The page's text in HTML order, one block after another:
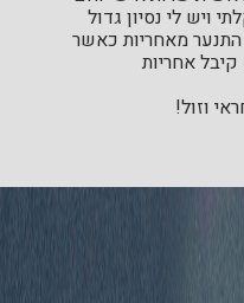
ויש לי נסיון גדול
מאחריות כאשר
אחריות
וזול!